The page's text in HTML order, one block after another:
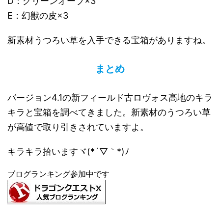
E：幻獣の皮×3
新素材うつろい草を入手できる宝箱がありますね。
まとめ
バージョン4.1の新フィールド古ロヴォス高地のキラ
キラと宝箱を調べてきました。新素材のうつろい草
が高値で取り引きされていますよ。
キラキラ拾いますヾ(*´▽｀*)ﾉ
ブログランキング参加中です